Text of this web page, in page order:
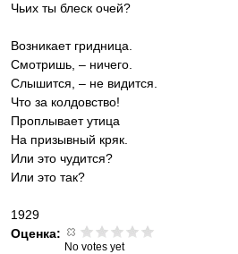
Чьих ты блеск очей?
Возникает гридница.
Смотришь, – ничего.
Слышится, – не видится.
Что за колдовство!
Проплывает утица
На призывный кряк.
Или это чудится?
Или это так?
1929
Оценка:
No votes yet